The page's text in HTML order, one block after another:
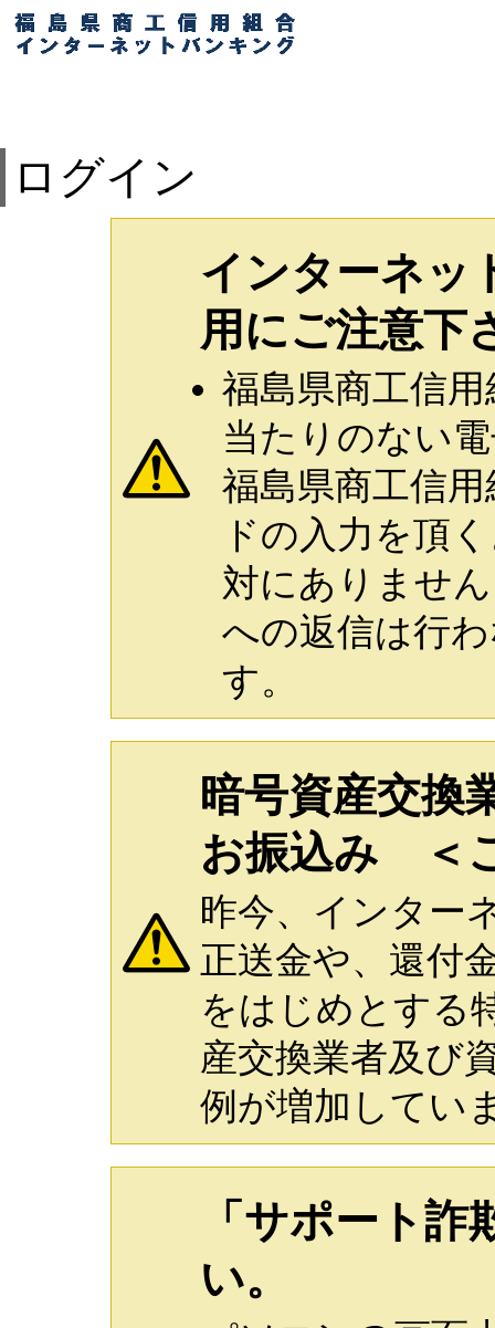
ログイン
インターネッ
用にご注意下
福島県商工信
当たりのない
福島県商工信
ドの入力を頂
対にありませ
への返信は行
す。
暗号資産交換
お振込み ＜
昨今、インター
正送金や、還付
をはじめとする
産交換業者及び
例が増加してい
「サポート
い。